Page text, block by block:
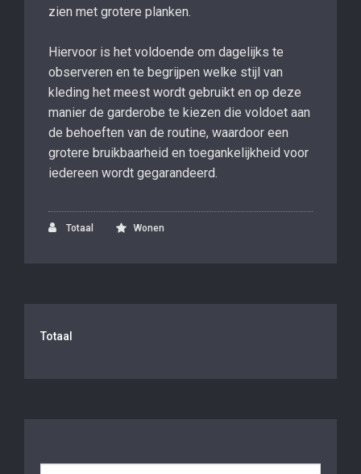
zien met grotere planken.
Hiervoor is het voldoende om dagelijks te
observeren en te begrijpen welke stijl van
kleding het meest wordt gebruikt en op deze
manier de garderobe te kiezen die voldoet aan
de behoeften van de routine, waardoor een
grotere bruikbaarheid en toegankelijkheid voor
iedereen wordt gegarandeerd.
Totaal Wonen
Totaal